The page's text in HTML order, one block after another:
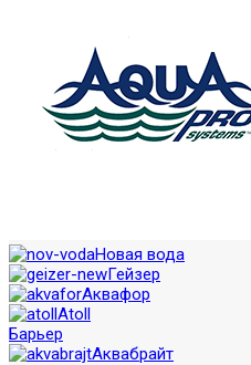
Новая вода
Гейзер
Аквафор
Atoll
Барьер
Аквабрайт